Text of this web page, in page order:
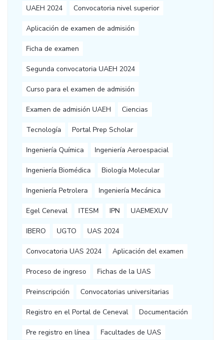
UAEH 2024 Convocatoria nivel superior
Aplicación de examen de admisión
Ficha de examen
Segunda convocatoria UAEH 2024
Curso para el examen de admisión
Examen de admisión UAEH Ciencias
Tecnología Portal Prep Scholar
Ingeniería Química Ingeniería Aeroespacial
Ingeniería Biomédica Biología Molecular
Ingeniería Petrolera Ingeniería Mecánica
Egel Ceneval ITESM IPN UAEMEXUV
IBERO UGTO UAS 2024
Convocatoria UAS 2024 Aplicación del examen
Proceso de ingreso Fichas de la UAS
Preinscripción Convocatorias universitarias
Registro en el Portal de Ceneval Documentación
Pre registro en línea Facultades de UAS